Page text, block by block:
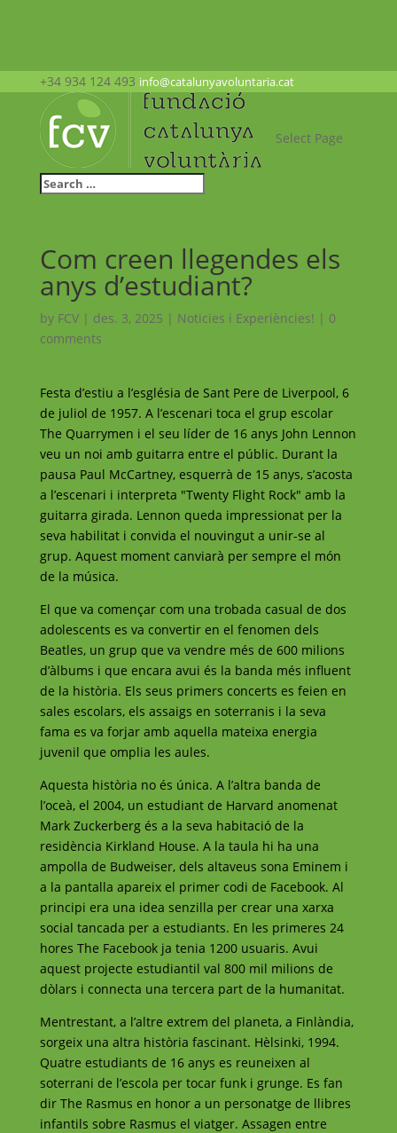
+34 934 124 493 info@catalunyavoluntaria.cat
Select Page
Com creen llegendes els
anys d’estudiant?
by FCV| des. 3, 2025 | Noticies i Experiències! | 0
comments
Festa d’estiu a l’església de Sant Pere de Liverpool, 6
de juliol de 1957. A l’escenari toca el grup escolar
The Quarrymen i el seu líder de 16 anys John Lennon
veu un noi amb guitarra entre el públic. Durant la
pausa Paul McCartney, esquerrà de 15 anys, s’acosta
a l’escenari i interpreta "Twenty Flight Rock" amb la
guitarra girada. Lennon queda impressionat per la
seva habilitat i convida el nouvingut a unir-se al
grup. Aquest moment canviarà per sempre el món
de la música.
El que va començar com una trobada casual de dos
adolescents es va convertir en el fenomen dels
Beatles, un grup que va vendre més de 600 milions
d’àlbums i que encara avui és la banda més influent
de la història. Els seus primers concerts es feien en
sales escolars, els assaigs en soterranis i la seva
fama es va forjar amb aquella mateixa energia
juvenil que omplia les aules.
Aquesta història no és única. A l’altra banda de
l’oceà, el 2004, un estudiant de Harvard anomenat
Mark Zuckerberg és a la seva habitació de la
residència Kirkland House. A la taula hi ha una
ampolla de Budweiser, dels altaveus sona Eminem i
a la pantalla apareix el primer codi de Facebook. Al
principi era una idea senzilla per crear una xarxa
social tancada per a estudiants. En les primeres 24
hores The Facebook ja tenia 1200 usuaris. Avui
aquest projecte estudiantil val 800 mil milions de
dòlars i connecta una tercera part de la humanitat.
Mentrestant, a l’altre extrem del planeta, a Finlàndia,
sorgeix una altra història fascinant. Hèlsinki, 1994.
Quatre estudiants de 16 anys es reuneixen al
soterrani de l’escola per tocar funk i grunge. Es fan
dir The Rasmus en honor a un personatge de llibres
infantils sobre Rasmus el viatger. Assagen entre